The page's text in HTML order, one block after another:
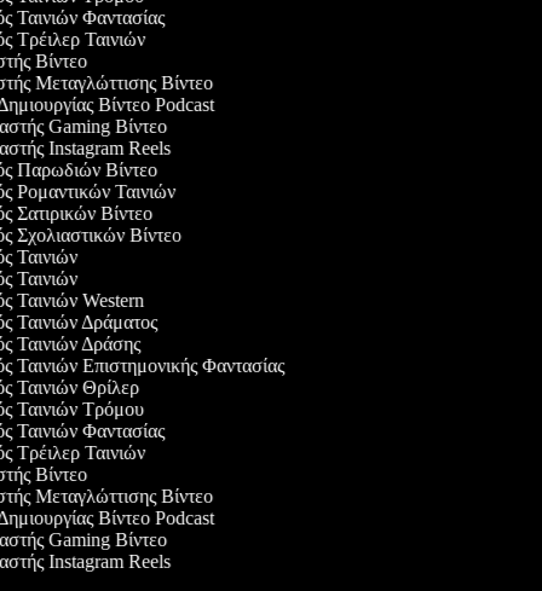
Ταινιών Φαντασίας
Τρέιλερ Ταινιών
Βίντεο
Μεταγλώττισης Βίντεο
Βίντεο Podcast
Gaming Βίντεο
Instagram Reels
Παρωδιών Βίντεο
Ρομαντικών Ταινιών
Σατιρικών Βίντεο
Σχολιαστικών Βίντεο
Ταινιών
Ταινιών
Ταινιών Western
Ταινιών Δράματος
Ταινιών Δράσης
Ταινιών Επιστημονικής Φαντασίας
Ταινιών Θρίλερ
Ταινιών Τρόμου
Ταινιών Φαντασίας
Τρέιλερ Ταινιών
Βίντεο
Μεταγλώττισης Βίντεο
Βίντεο Podcast
Gaming Βίντεο
Instagram Reels